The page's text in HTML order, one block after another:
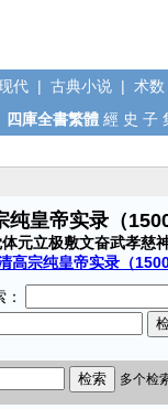
代 | 古典小说 | 术数
四庫全書繁體 經 史 子
纯皇帝实录（
元立极敷文奋武孝慈
高宗纯皇帝实录（